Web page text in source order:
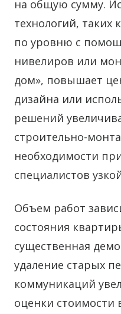
на общую сумму.
технологий, таких
по уровню с
нивелиров или
дом», повышает
дизайна или
решений
строительно-
необходимости
специалистов
Объем работ
состояния
существенная
удаление старых
коммуникаций
оценки стоимости